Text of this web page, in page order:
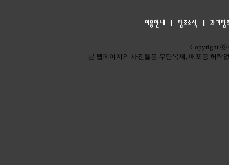
Copyright ⓒ
본 웹페이지의 사진들은 무단복제, 배포등 허락